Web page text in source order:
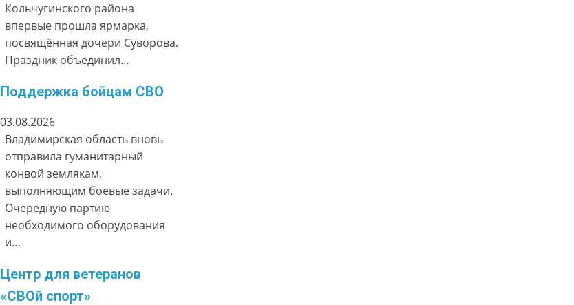
Кольчугинского района
впервые прошла ярмарка,
посвящённая дочери Суворова.
Праздник объединил…
Поддержка бойцам СВО
03.08.2026
Владимирская область вновь
отправила гуманитарный
конвой землякам,
выполняющим боевые задачи.
Очередную партию
необходимого оборудования
и…
Центр для ветеранов
«СВОй спорт»